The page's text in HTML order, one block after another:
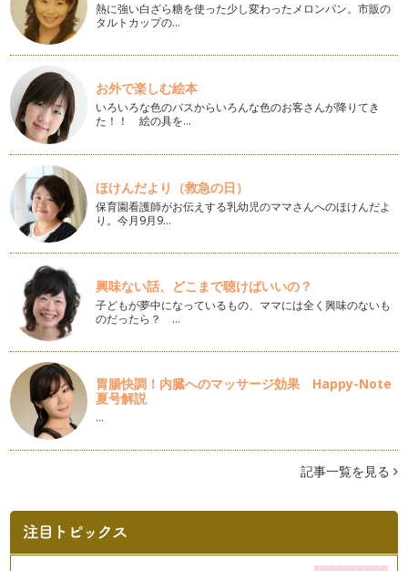
夏休みに子どもと楽しむブローチ
今夏も楽しめる糸が沢山売り出されています。私は、良くハマ
ナカのエコアンダリアという糸を買い…
ランチョンマットの縁編み
糸、レース針、はさみ、とじ針があれば、薄い生地のものな
ら、直接刺す事ができるので、縁編みに…
mama と一緒にアクセサリー作り
mamaと一緒に、おばあちゃまといっしょに何かを作る時間。
子どもにとっては、お友達と遊ぶ時…
子どもが毛糸に触れるということ
私が、編み物が好きになった理由を考えてみました。プロフ
ィー…
いろいろな場面で、縁編みしてみましょう
いつも使っているもの。これを少しだけ、オリジナリティ溢れ
るものへチェンジしてみませんか？ …
糸と布のコラボ！ガーランド作り
ガーランドとは、勝利の花輪、花冠のことを転じてドアや窓の
まわりを装飾するために、花や葉、木…
カラフルにブレスレット作り！！
夏に向かって、少し薄着になる季節、お子さんの手首もカラフ
先日、２回に渡り髪飾りの作り方をご提案しました。小さい子
のいるお宅では、髪の毛のゴムの収納…
熱に強い白ざら糖を使った少し変わったメロンパン。市販の
タルトカップの…
お外で楽しむ絵本
いろいろな色のバスからいろんな色のお客さんが降りてき
た！！ 絵の具を…
ほけんだより（救急の日）
保育園看護師がお伝えする乳幼児のママさんへのほけんだよ
り。今月9月9…
興味ない話、どこまで聴けばいいの？
子どもが夢中になっているもの、ママには全く興味のないも
のだったら？ …
胃腸快調！内臓へのマッサージ効果 Happy-Note
夏号解説
…
記事一覧を見る